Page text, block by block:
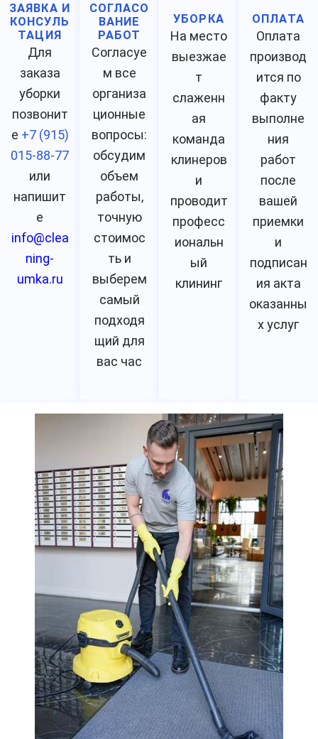
ЗАЯВКА И
КОНСУЛЬ
ТАЦИЯ
Для
заказа
уборки
позвонит
е +7 (915)
015-88-77
или
напишит
е
info@clea
ning-
umka.ru
СОГЛАСО
ВАНИЕ
РАБОТ
Согласуе
м все
организа
ционные
вопросы:
обсудим
объем
работы,
точную
стоимос
ть и
выберем
самый
подходя
щий для
вас час
УБОРКА
На место
выезжае
т
слаженн
ая
команда
клинеров
и
проводит
професс
иональн
ый
клининг
ОПЛАТА
Оплата
производ
ится по
факту
выполне
ния
работ
после
вашей
приемки
и
подписан
ия акта
оказанны
х услуг